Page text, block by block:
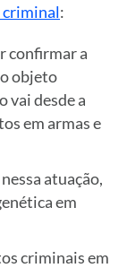
criminal:
confirmar a
objeto
vai desde a
em armas e
atuação,
em
criminais em